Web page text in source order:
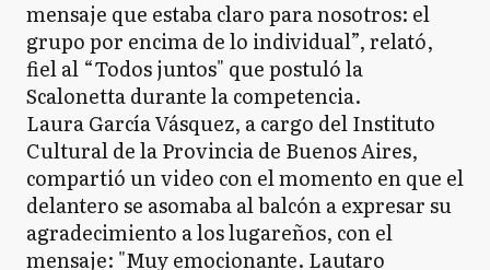
mensaje que estaba claro para nosotros: el
grupo por encima de lo individual”, relató,
fiel al “Todos juntos" que postuló la
Scalonetta durante la competencia.
Laura García Vásquez, a cargo del Instituto
Cultural de la Provincia de Buenos Aires,
compartió un video con el momento en que el
delantero se asomaba al balcón a expresar su
agradecimiento a los lugareños, con el
mensaje: "Muy emocionante. Lautaro